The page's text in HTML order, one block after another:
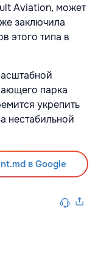
Aviation, может
заключила
этого типа в
парка
укрепить
нестабильной
в Google